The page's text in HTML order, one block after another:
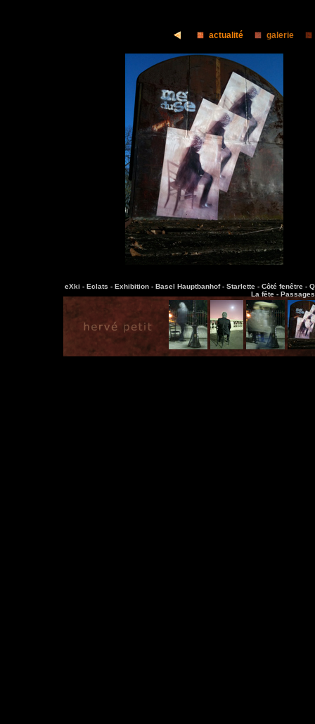
actualité galerie
eXki - Eclats - Exhibition - Basel Hauptbanhof - Starlette - Côté fenêtre -
La fête -